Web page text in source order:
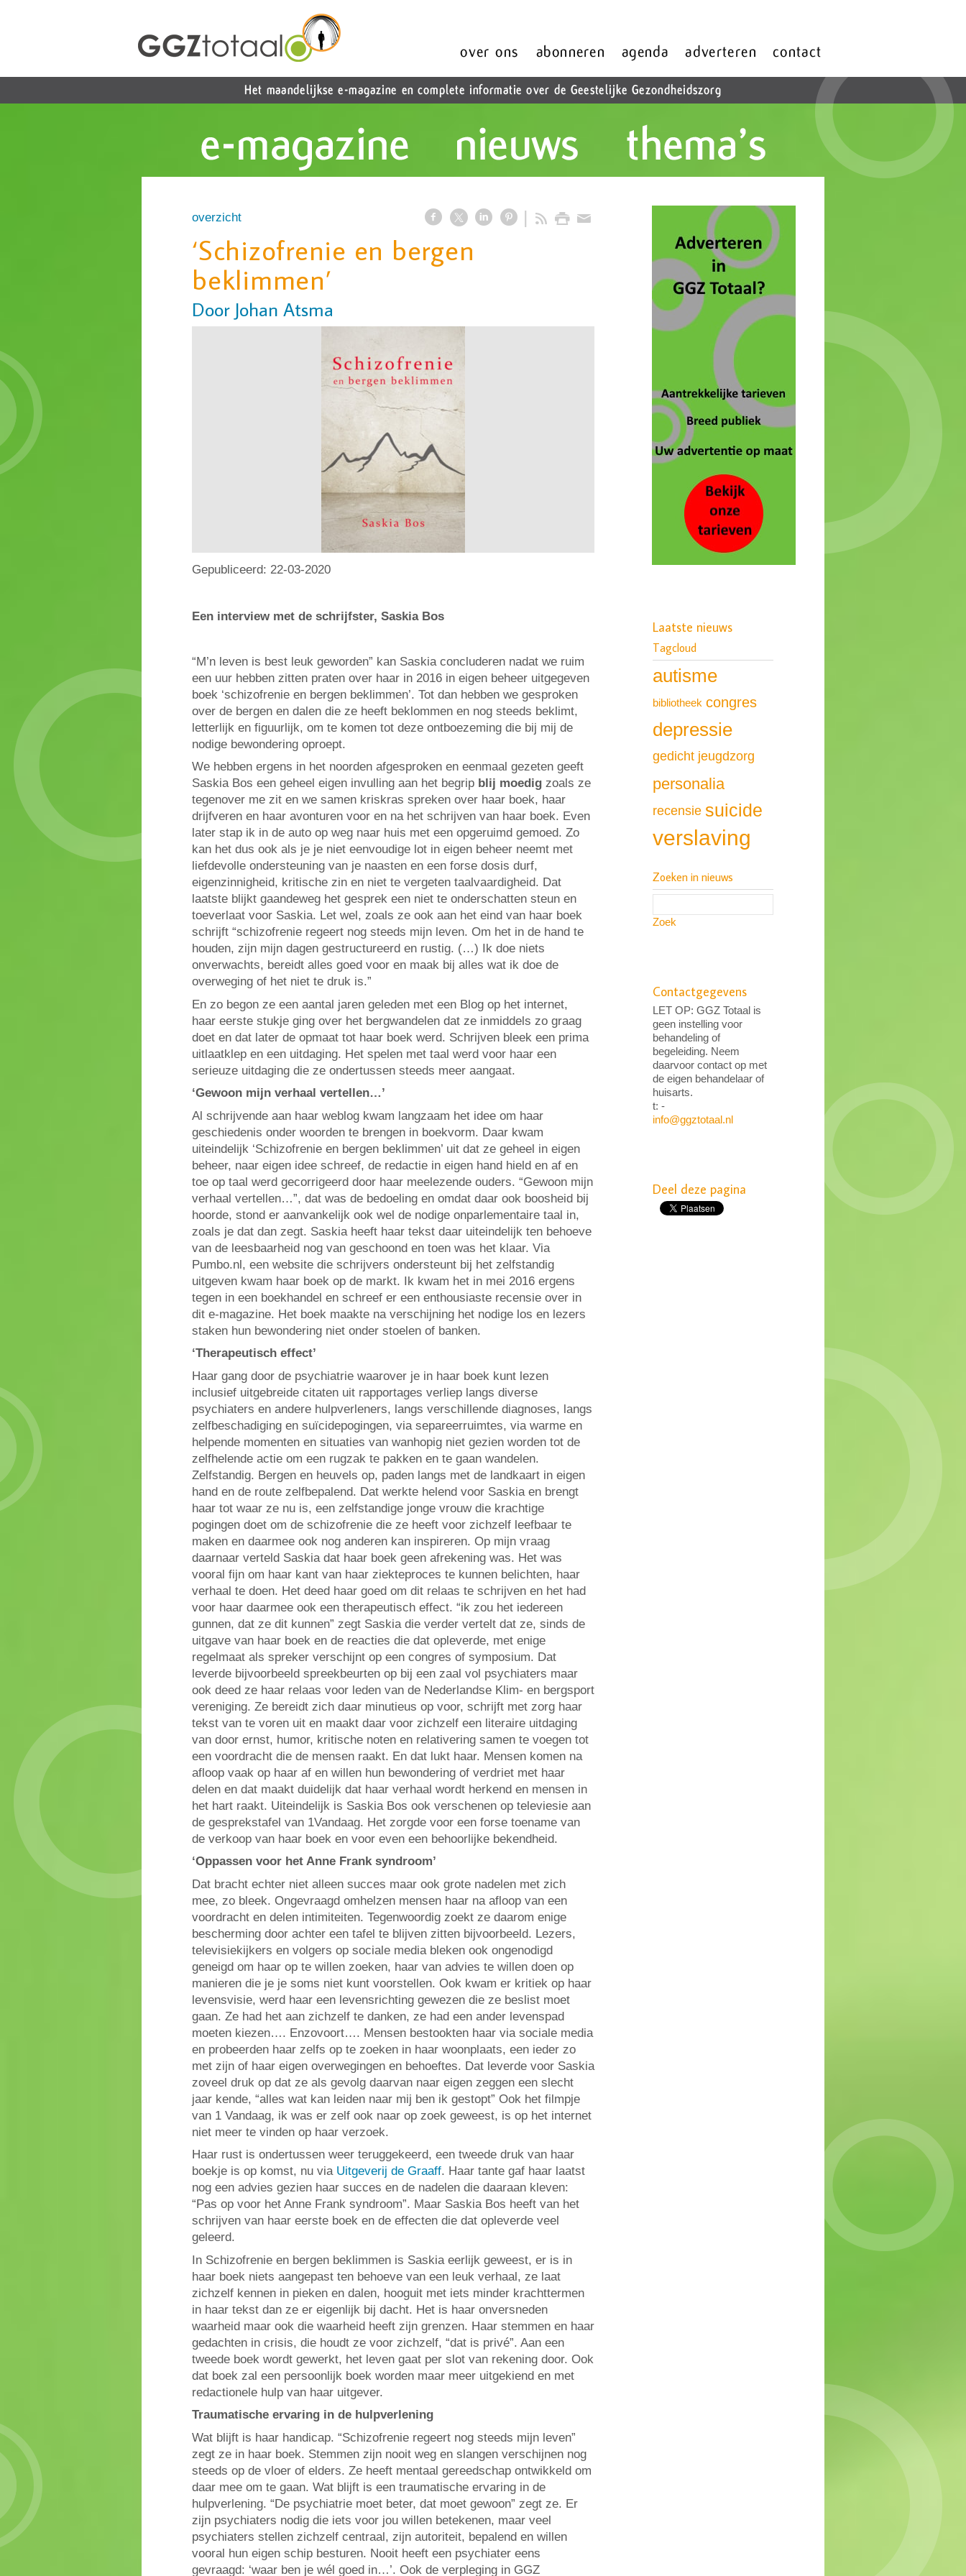
overzicht
‘Schizofrenie en bergen
beklimmen’
Door Johan Atsma
Gepubliceerd: 22-03-2020
Een interview met de schrijfster, Saskia Bos
“M’n leven is best leuk geworden” kan Saskia concluderen nadat we ruim
een uur hebben zitten praten over haar in 2016 in eigen beheer uitgegeven
boek ‘schizofrenie en bergen beklimmen’. Tot dan hebben we gesproken
over de bergen en dalen die ze heeft beklommen en nog steeds beklimt,
letterlijk en figuurlijk, om te komen tot deze ontboezeming die bij mij de
nodige bewondering oproept.
We hebben ergens in het noorden afgesproken en eenmaal gezeten geeft
Saskia Bos een geheel eigen invulling aan het begrip blij moedig zoals ze
tegenover me zit en we samen kriskras spreken over haar boek, haar
drijfveren en haar avonturen voor en na het schrijven van haar boek. Even
later stap ik in de auto op weg naar huis met een opgeruimd gemoed. Zo
kan het dus ook als je je niet eenvoudige lot in eigen beheer neemt met
liefdevolle ondersteuning van je naasten en een forse dosis durf,
eigenzinnigheid, kritische zin en niet te vergeten taalvaardigheid. Dat
laatste blijkt gaandeweg het gesprek een niet te onderschatten steun en
toeverlaat voor Saskia. Let wel, zoals ze ook aan het eind van haar boek
schrijft “schizofrenie regeert nog steeds mijn leven. Om het in de hand te
houden, zijn mijn dagen gestructureerd en rustig. (…) Ik doe niets
onverwachts, bereidt alles goed voor en maak bij alles wat ik doe de
overweging of het niet te druk is.”
En zo begon ze een aantal jaren geleden met een Blog op het internet,
haar eerste stukje ging over het bergwandelen dat ze inmiddels zo graag
doet en dat later de opmaat tot haar boek werd. Schrijven bleek een prima
uitlaatklep en een uitdaging. Het spelen met taal werd voor haar een
serieuze uitdaging die ze ondertussen steeds meer aangaat.
‘Gewoon mijn verhaal vertellen…’
Al schrijvende aan haar weblog kwam langzaam het idee om haar
geschiedenis onder woorden te brengen in boekvorm. Daar kwam
uiteindelijk ‘Schizofrenie en bergen beklimmen’ uit dat ze geheel in eigen
beheer, naar eigen idee schreef, de redactie in eigen hand hield en af en
toe op taal werd gecorrigeerd door haar meelezende ouders. “Gewoon mijn
verhaal vertellen…”, dat was de bedoeling en omdat daar ook boosheid bij
hoorde, stond er aanvankelijk ook wel de nodige onparlementaire taal in,
zoals je dat dan zegt. Saskia heeft haar tekst daar uiteindelijk ten behoeve
van de leesbaarheid nog van geschoond en toen was het klaar. Via
Pumbo.nl, een website die schrijvers ondersteunt bij het zelfstandig
uitgeven kwam haar boek op de markt. Ik kwam het in mei 2016 ergens
tegen in een boekhandel en schreef er een enthousiaste recensie over in
dit e-magazine. Het boek maakte na verschijning het nodige los en lezers
staken hun bewondering niet onder stoelen of banken.
‘Therapeutisch effect’
Haar gang door de psychiatrie waarover je in haar boek kunt lezen
inclusief uitgebreide citaten uit rapportages verliep langs diverse
psychiaters en andere hulpverleners, langs verschillende diagnoses, langs
zelfbeschadiging en suïcidepogingen, via separeerruimtes, via warme en
helpende momenten en situaties van wanhopig niet gezien worden tot de
zelfhelende actie om een rugzak te pakken en te gaan wandelen.
Zelfstandig. Bergen en heuvels op, paden langs met de landkaart in eigen
hand en de route zelfbepalend. Dat werkte helend voor Saskia en brengt
haar tot waar ze nu is, een zelfstandige jonge vrouw die krachtige
pogingen doet om de schizofrenie die ze heeft voor zichzelf leefbaar te
maken en daarmee ook nog anderen kan inspireren. Op mijn vraag
daarnaar verteld Saskia dat haar boek geen afrekening was. Het was
vooral fijn om haar kant van haar ziekteproces te kunnen belichten, haar
verhaal te doen. Het deed haar goed om dit relaas te schrijven en het had
voor haar daarmee ook een therapeutisch effect. “ik zou het iedereen
gunnen, dat ze dit kunnen” zegt Saskia die verder vertelt dat ze, sinds de
uitgave van haar boek en de reacties die dat opleverde, met enige
regelmaat als spreker verschijnt op een congres of symposium. Dat
leverde bijvoorbeeld spreekbeurten op bij een zaal vol psychiaters maar
ook deed ze haar relaas voor leden van de Nederlandse Klim- en bergsport
vereniging. Ze bereidt zich daar minutieus op voor, schrijft met zorg haar
tekst van te voren uit en maakt daar voor zichzelf een literaire uitdaging
van door ernst, humor, kritische noten en relativering samen te voegen tot
een voordracht die de mensen raakt. En dat lukt haar. Mensen komen na
afloop vaak op haar af en willen hun bewondering of verdriet met haar
delen en dat maakt duidelijk dat haar verhaal wordt herkend en mensen in
het hart raakt. Uiteindelijk is Saskia Bos ook verschenen op televiesie aan
de gesprekstafel van 1Vandaag. Het zorgde voor een forse toename van
de verkoop van haar boek en voor even een behoorlijke bekendheid.
‘Oppassen voor het Anne Frank syndroom’
Dat bracht echter niet alleen succes maar ook grote nadelen met zich
mee, zo bleek. Ongevraagd omhelzen mensen haar na afloop van een
voordracht en delen intimiteiten. Tegenwoordig zoekt ze daarom enige
bescherming door achter een tafel te blijven zitten bijvoorbeeld. Lezers,
televisiekijkers en volgers op sociale media bleken ook ongenodigd
geneigd om haar op te willen zoeken, haar van advies te willen doen op
manieren die je je soms niet kunt voorstellen. Ook kwam er kritiek op haar
levensvisie, werd haar een levensrichting gewezen die ze beslist moet
gaan. Ze had het aan zichzelf te danken, ze had een ander levenspad
moeten kiezen…. Enzovoort…. Mensen bestookten haar via sociale media
en probeerden haar zelfs op te zoeken in haar woonplaats, een ieder zo
met zijn of haar eigen overwegingen en behoeftes. Dat leverde voor Saskia
zoveel druk op dat ze als gevolg daarvan naar eigen zeggen een slecht
jaar kende, “alles wat kan leiden naar mij ben ik gestopt” Ook het filmpje
van 1 Vandaag, ik was er zelf ook naar op zoek geweest, is op het internet
niet meer te vinden op haar verzoek.
Haar rust is ondertussen weer teruggekeerd, een tweede druk van haar
boekje is op komst, nu via Uitgeverij de Graaff. Haar tante gaf haar laatst
nog een advies gezien haar succes en de nadelen die daaraan kleven:
“Pas op voor het Anne Frank syndroom”. Maar Saskia Bos heeft van het
schrijven van haar eerste boek en de effecten die dat opleverde veel
geleerd.
In Schizofrenie en bergen beklimmen is Saskia eerlijk geweest, er is in
haar boek niets aangepast ten behoeve van een leuk verhaal, ze laat
zichzelf kennen in pieken en dalen, hooguit met iets minder krachttermen
in haar tekst dan ze er eigenlijk bij dacht. Het is haar onversneden
waarheid maar ook die waarheid heeft zijn grenzen. Haar stemmen en haar
gedachten in crisis, die houdt ze voor zichzelf, “dat is privé”. Aan een
tweede boek wordt gewerkt, het leven gaat per slot van rekening door. Ook
dat boek zal een persoonlijk boek worden maar meer uitgekiend en met
redactionele hulp van haar uitgever.
Traumatische ervaring in de hulpverlening
Wat blijft is haar handicap. “Schizofrenie regeert nog steeds mijn leven”
zegt ze in haar boek. Stemmen zijn nooit weg en slangen verschijnen nog
steeds op de vloer of elders. Ze heeft mentaal gereedschap ontwikkeld om
daar mee om te gaan. Wat blijft is een traumatische ervaring in de
hulpverlening. “De psychiatrie moet beter, dat moet gewoon” zegt ze. Er
zijn psychiaters nodig die iets voor jou willen betekenen, maar veel
psychiaters stellen zichzelf centraal, zijn autoriteit, bepalend en willen
vooral hun eigen schip besturen. Nooit heeft een psychiater eens
gevraagd: ‘waar ben je wél goed in…’. Ook de verpleging in GGZ
Laatste nieuws
Tagcloud
autisme
bibliotheek congres
depressie
gedicht jeugdzorg
personalia
recensie suicide
verslaving
Zoeken in nieuws
Zoek
Contactgegevens
LET OP: GGZ Totaal is
geen instelling voor
behandeling of
begeleiding. Neem
daarvoor contact op met
de eigen behandelaar of
huisarts.
t: -
info@ggztotaal.nl
Deel deze pagina